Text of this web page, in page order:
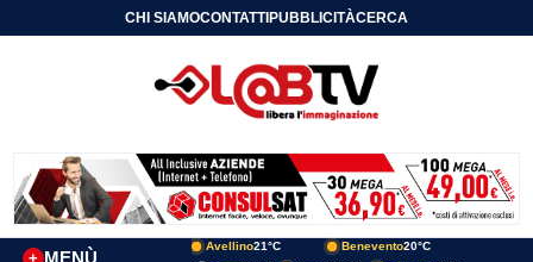
CHI SIAMOCONTATTIPUBBLICITÀCERCA
+
Avellino21°C Benevento20°C